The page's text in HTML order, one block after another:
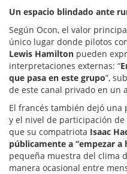
Un espacio blindado ante
Según Ocon, el valor
único lugar donde pilotos
Lewis Hamilton pueden
interpretaciones externas: “
que pasa en este grupo”,
de este canal privado en un
El francés también dejó
y el nivel de participación
que su compatriota Isaac
públicamente a “empezar a
pequeña muestra del clima
manera ocasional entre